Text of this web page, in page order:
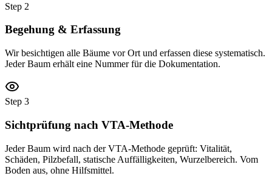
Step 2
Begehung & Erfassung
Wir besichtigen alle Bäume vor Ort und erfassen diese systematisch.
Jeder Baum erhält eine Nummer für die Dokumentation.
Step 3
Sichtprüfung nach VTA-Methode
Jeder Baum wird nach der VTA-Methode geprüft: Vitalität,
Schäden, Pilzbefall, statische Auffälligkeiten, Wurzelbereich. Vom
Boden aus, ohne Hilfsmittel.